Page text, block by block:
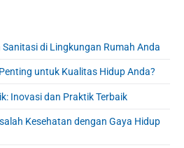
di Lingkungan Rumah Anda
untuk Kualitas Hidup Anda?
Inovasi dan Praktik Terbaik
Kesehatan dengan Gaya Hidup